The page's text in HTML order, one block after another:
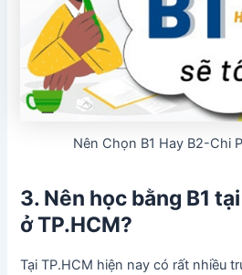
Nên Chọn B1 Hay B2-Chi
3. Nên học bằng B1
ở TP.HCM?
Tại TP.HCM hiện nay có rất nhiều